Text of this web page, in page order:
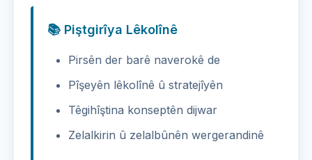
📚 Piştgirîya Lêkolînê
Pirsên der barê naverokê de
Pîşeyên lêkolînê û stratejîyên
Têgihîştina konseptên dijwar
Zelalkirin û zelalbûnên wergerandinê